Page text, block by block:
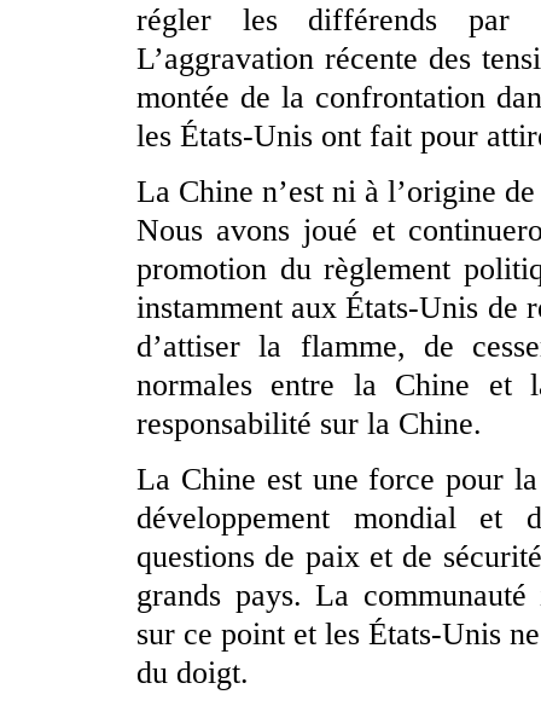
régler les différends par
L’aggravation récente des
montée de la confrontation
les États-Unis ont fait pour
La Chine n’est ni à l’origine
Nous avons joué et
promotion du règlement
instamment aux États-Unis de
d’attiser la flamme, de
normales entre la Chine et
responsabilité sur la Chine.
La Chine est une force pour
développement mondial et
questions de paix et de
grands pays. La
sur ce point et les États-Unis
du doigt.